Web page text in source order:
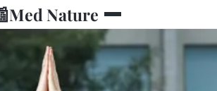
Med Nature